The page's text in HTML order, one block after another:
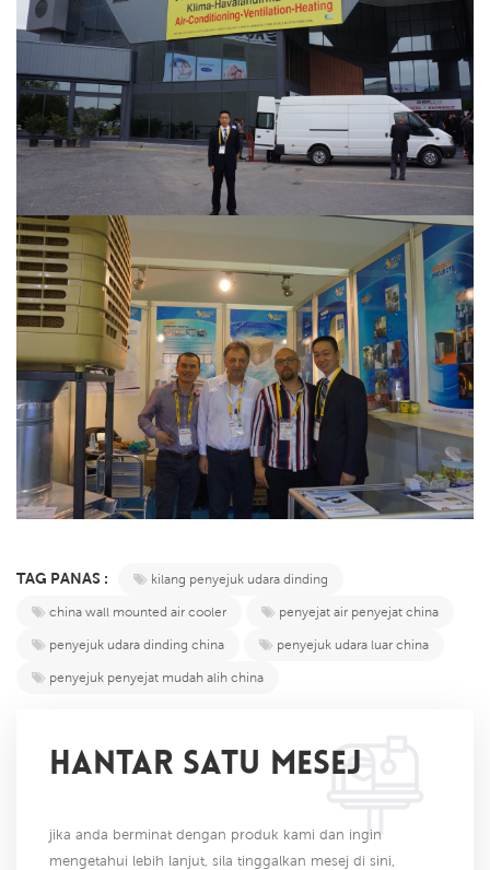
TAG PANAS :
kilang penyejuk udara dinding
china wall mounted air cooler
penyejat air penyejat china
penyejuk udara dinding china
penyejuk udara luar china
penyejuk penyejat mudah alih china
HANTAR SATU MESEJ
jika anda berminat dengan produk kami dan ingin
mengetahui lebih lanjut, sila tinggalkan mesej di sini,